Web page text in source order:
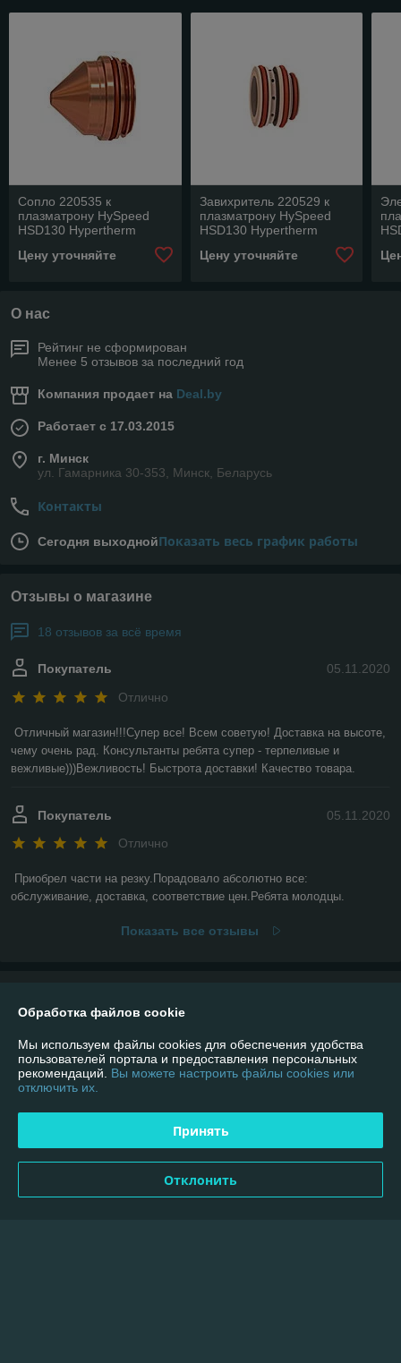
Сопло 220535 к
плазматрону HySpeed
HSD130 Hypertherm
Цену уточняйте
Завихритель 220529 к
плазматрону HySpeed
HSD130 Hypertherm
Цену уточняйте
О нас
Рейтинг не сформирован
Менее 5 отзывов за последний год
Компания продает на Deal.by
Работает с 17.03.2015
г. Минск
ул. Гамарника 30-353, Минск, Беларусь
Контакты
Сегодня выходнойПоказать весь график работы
Отзывы о магазине
18 отзывов за всё время
05.11.2020
Покупатель
Отлично
Отличный магазин!!!Супер все! Всем советую! Доставка на высоте,
чему очень рад. Консультанты ребята супер - терпеливые и
вежливые)))Вежливость! Быстрота доставки! Качество товара.
05.11.2020
Покупатель
Отлично
Приобрел части на резку.Порадовало абсолютно все:
обслуживание, доставка, соответствие цен.Ребята молодцы.
Показать все отзывы
Доставка и оплата
График работы
Полная версия сайта
Политика обработки cookies
Обработка файлов cookie
Мы используем файлы cookies для обеспечения удобства
пользователей портала и предоставления персональных
рекомендаций. Вы можете настроить файлы cookies или
отключить их.
Принять
Отклонить